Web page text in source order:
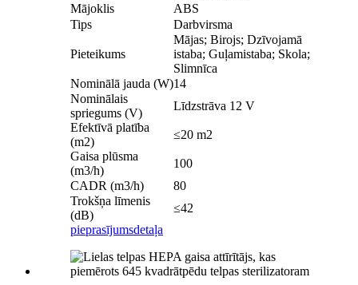
Mājoklis
ABS
Tips
Darbvirsma
Pieteikums
Mājas; Birojs; Dzīvojamā
istaba; Guļamistaba; Skola;
Slimnīca
Nominālā jauda (W)14
Nominālais
spriegums (V)
Līdzstrāva 12 V
Efektīvā platība
(m2)
≤20 m2
Gaisa plūsma
(m3/h)
100
CADR (m3/h)
80
Trokšņa līmenis
(dB)
≤42
pieprasījumsdetaļa